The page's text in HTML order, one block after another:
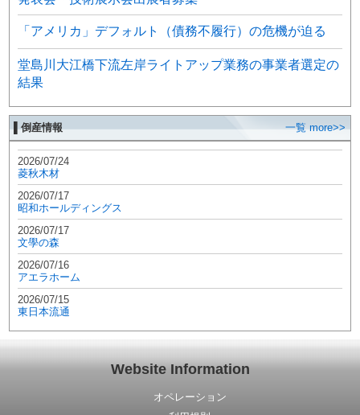
「アメリカ」デフォルト（債務不履行）の危機が迫る
堂島川大江橋下流左岸ライトアップ業務の事業者選定の
結果
▌倒産情報 一覧 more>>
2026/07/24
菱秋木材
2026/07/17
昭和ホールディングス
2026/07/17
文學の森
2026/07/16
アエラホーム
2026/07/15
東日本流通
Website Information
オペレーション